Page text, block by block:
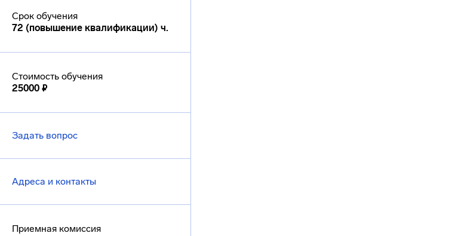
Срок обучения
72 (повышение квалификации) ч.
Стоимость обучения
25000 ₽
Задать вопрос
Адреса и контакты
Приемная комиссия